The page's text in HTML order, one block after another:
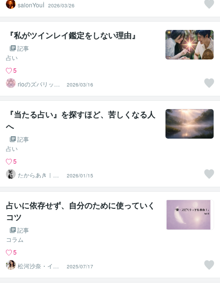
salonYouİ 2026/03/26
『私がツインレイ鑑定をしない理由』
記事
占い
5
rioのズバリッ宇
宙の灯台光の地
図
2026/03/16
『当たる占い』を探すほど、苦しくなる人
へ
記事
占い
5
たからあき｜開
運アドバイザー
2026/01/15
占いに依存せず、自分のために使っていく
コツ
記事
コラム
5
松河沙奈・イン
スピレーション
タロット
2025/07/17